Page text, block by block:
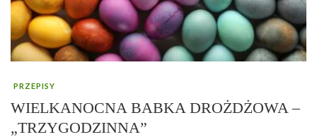
PRZEPISY
WIELKANOCNA BABKA DROŻDŻOWA –
„TRZYGODZINNA”